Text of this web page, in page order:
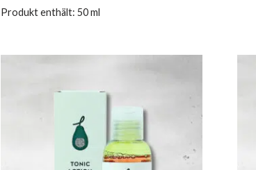
Produkt enthält: 50ml